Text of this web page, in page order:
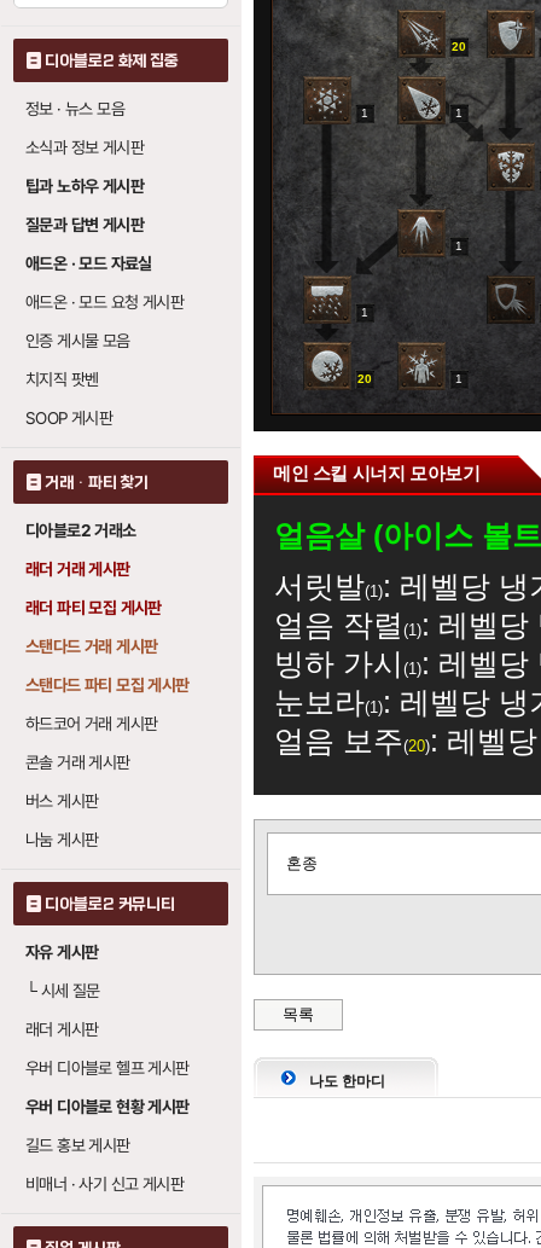
디아블로2 화제 집중
정보 · 뉴스 모음
소식과 정보 게시판
팁과 노하우 게시판
질문과 답변 게시판
애드온 · 모드 자료실
애드온 · 모드 요청 게시판
인증 게시물 모음
치지직 팟벤
SOOP 게시판
거래 · 파티 찾기
디아블로2 거래소
래더 거래 게시판
래더 파티 모집 게시판
스탠다드 거래 게시판
스탠다드 파티 모집 게시판
하드코어 거래 게시판
콘솔 거래 게시판
버스 게시판
나눔 게시판
디아블로2 커뮤니티
자유 게시판
└시세 질문
래더 게시판
우버 디아블로 헬프 게시판
우버 디아블로 현황 게시판
길드 홍보 게시판
비매너 · 사기 신고 게시판
20
1 1
0
1
1
20 1
메인 스킬 시너지 모아보기
얼음살 (아이스 볼
서릿발 1 : 레벨당 냉
얼음 작렬 1 : 레벨당
빙하 가시
1 : 레벨당
눈보라 1 : 레벨당 냉
얼음 보주 20 : 레벨
오한 갑옷
오한 갑옷 0 : 레벨당
냉기 갑옷 0 : 레벨당
서릿발 (프로스트
눈보라 1 : 레벨당 냉
얼음 작렬 (아이스
기
혼종
목록
나도 한마디